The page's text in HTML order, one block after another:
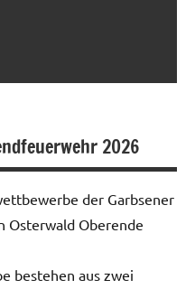
2026
der Garbsener
Osterwald Oberende
bestehen aus zwei